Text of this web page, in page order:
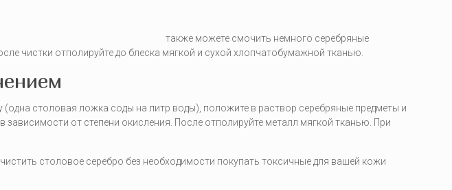
также можете смочить немного серебряные
чистки отполируйте до блеска мягкой и сухой хлопчатобумажной тканью.
(одна столовая ложка соды на литр воды), положите в раствор серебряные предметы и
зависимости от степени окисления. После отполируйте металл мягкой тканью. При
столовое серебро без необходимости покупать токсичные для вашей кожи